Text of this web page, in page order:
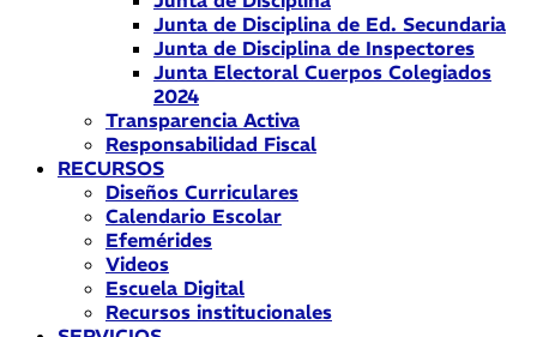
Junta de Disciplina de Ed. Secundaria
Junta de Disciplina de Inspectores
Junta Electoral Cuerpos Colegiados
2024
Transparencia Activa
Responsabilidad Fiscal
RECURSOS
Diseños Curriculares
Calendario Escolar
Efemérides
Videos
Escuela Digital
Recursos institucionales